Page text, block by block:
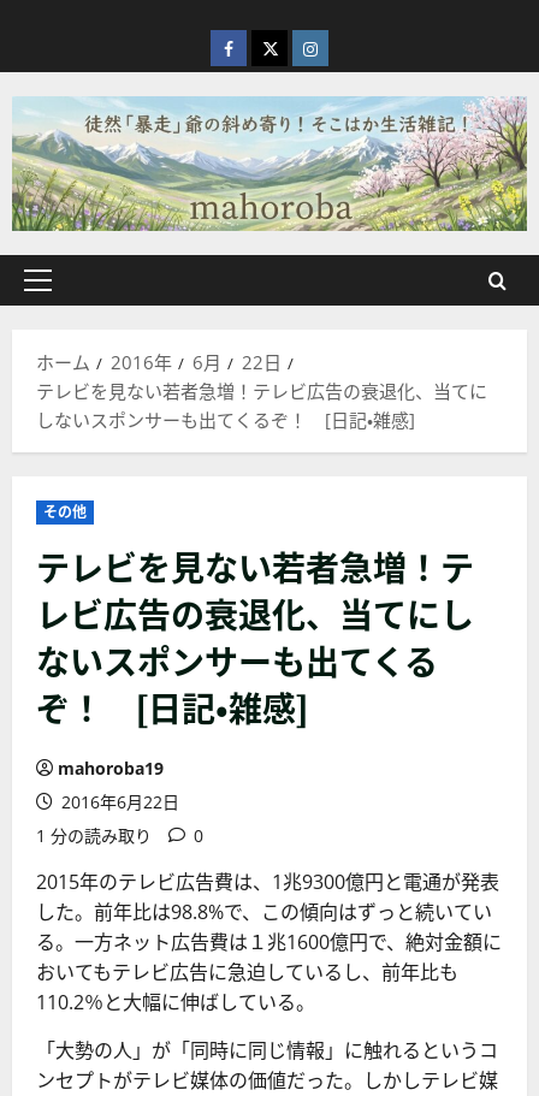
を
ス
キ
ッ
プ
facebook
X Instagram
メ
ン
メ
ニ
ュ
ホーム 2016年 6月
22日
テレビを見ない若者急増！テレビ広告の衰退化、当てに
しないスポンサーも出てくるぞ！ [日記・雑感]
その他
テレビを見ない若者急増！テ
レビ広告の衰退化、当てにし
ないスポンサーも出てくる
ぞ！ [日記・雑感]
mahoroba19
2016年6月22日
1 分の読み取り
0
2015年のテレビ広告費は、1兆9300億円と電通が発表
した。前年比は98.8%で、この傾向はずっと続いてい
る。一方ネット広告費は１兆1600億円で、絶対金額に
おいてもテレビ広告に急迫しているし、前年比も
110.2％と大幅に伸ばしている。
「大勢の人」が「同時に同じ情報」に触れるというコ
ンセプトがテレビ媒体の価値だった。しかしテレビ媒